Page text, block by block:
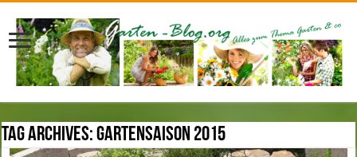
Tag Archives:Gartensaison 2015